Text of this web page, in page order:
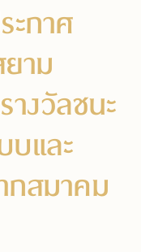
ะกาศ
าม
างวัลชนะ
บและ
กสมาคม